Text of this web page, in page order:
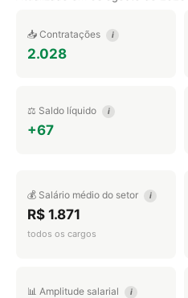
📥 Contratações i
2.028
⚖️ Saldo líquido i
+67
💰 Salário médio do setor i
R$ 1.871
todos os cargos
📊 Amplitude salarial i